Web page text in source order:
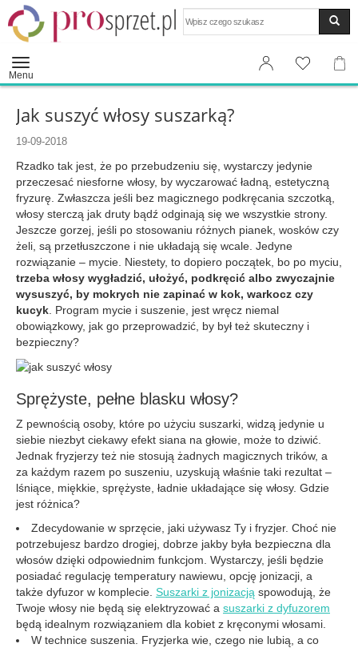
Menu
Jak suszyć włosy suszarką?
19-09-2018
Rzadko tak jest, że po przebudzeniu się, wystarczy jedynie
przeczesać niesforne włosy, by wyczarować ładną, estetyczną
fryzurę. Zwłaszcza jeśli bez magicznego podkręcania szczotką,
włosy sterczą jak druty bądź odginają się we wszystkie strony.
Jeszcze gorzej, jeśli po stosowaniu różnych pianek, wosków czy
żeli, są przetłuszczone i nie układają się wcale. Jedyne
rozwiązanie – mycie. Niestety, to dopiero początek, bo po myciu,
trzeba włosy wygładzić, ułożyć, podkręcić albo zwyczajnie
wysuszyć, by mokrych nie zapinać w kok, warkocz czy
kucyk . Program mycie i suszenie, jest wręcz niemal
obowiązkowy, jak go przeprowadzić, by był też skuteczny i
bezpieczny?
Sprężyste, pełne blasku włosy?
Z pewnością osoby, które po użyciu suszarki, widzą jedynie u
siebie niezbyt ciekawy efekt siana na głowie, może to dziwić.
Jednak fryzjerzy też nie stosują żadnych magicznych trików, a
za każdym razem po suszeniu, uzyskują właśnie taki rezultat –
lśniące, miękkie, sprężyste, ładnie układające się włosy. Gdzie
jest różnica?
Zdecydowanie w sprzęcie, jaki używasz Ty i fryzjer. Choć nie
potrzebujesz bardzo drogiej, dobrze jakby była bezpieczna dla
włosów dzięki odpowiednim funkcjom. Wystarczy, jeśli będzie
posiadać regulację temperatury nawiewu, opcję jonizacji, a
także dyfuzor w komplecie. Suszarki z jonizacją spowodują, że
Twoje włosy nie będą się elektryzować a suszarki z dyfuzorem
będą idealnym rozwiązaniem dla kobiet z kręconymi włosami.
W technice suszenia. Fryzjerka wie, czego nie lubią, a co